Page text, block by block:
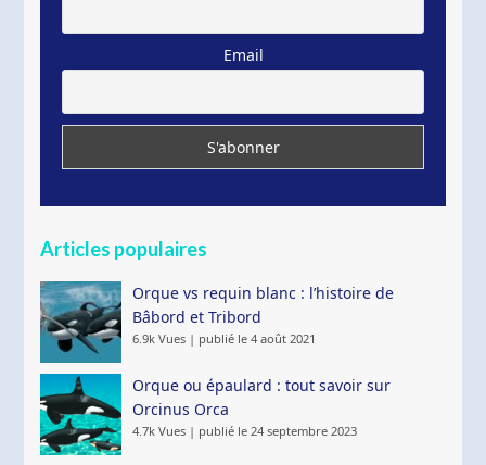
Email
Articles populaires
Orque vs requin blanc : l’histoire de
Bâbord et Tribord
6.9k Vues | publié le 4 août 2021
Orque ou épaulard : tout savoir sur
Orcinus Orca
4.7k Vues | publié le 24 septembre 2023